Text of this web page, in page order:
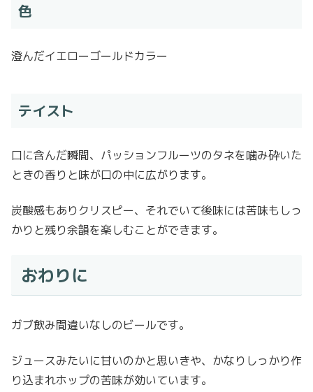
色
澄んだイエローゴールドカラー
テイスト
口に含んだ瞬間、パッションフルーツのタネを噛み砕いた
ときの香りと味が口の中に広がります。
炭酸感もありクリスピー、それでいて後味には苦味もしっ
かりと残り余韻を楽しむことができます。
おわりに
ガブ飲み間違いなしのビールです。
ジュースみたいに甘いのかと思いきや、かなりしっかり作
り込まれホップの苦味が効いています。